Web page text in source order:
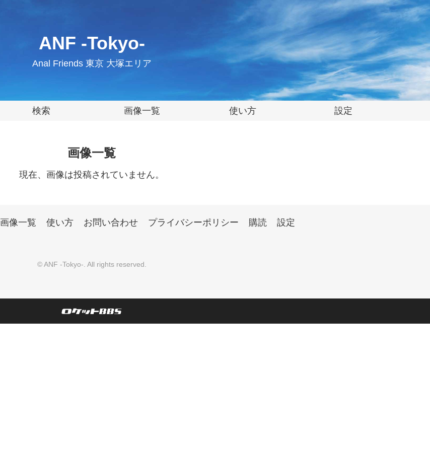
ANF -Tokyo-
Anal Friends 東京 大塚エリア
検索 画像一覧 使い方 設定
画像一覧
現在、画像は投稿されていません。
画像一覧 使い方 お問い合わせ プライバシーポリシー 購読 設定
©ANF -Tokyo- . All rights reserved.